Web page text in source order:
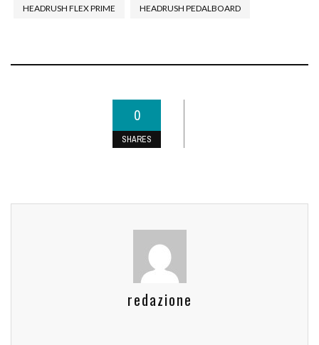
HEADRUSH FLEX PRIME HEADRUSH PEDALBOARD
0
SHARES
redazione